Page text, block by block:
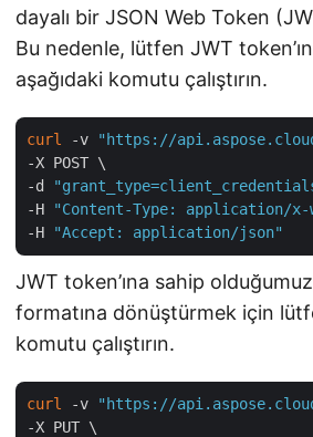
dayalı bir JSON Web Token
Bu nedenle, lütfen JWT
aşağıdaki komutu çalıştırın.
curl -v "https://
-X POST \
-d
-H
"Content-Type: application/x-
-H
"Accept: application/json"
JWT token’ına sahip
formatına dönüştürmek için
komutu çalıştırın.
curl -v
"https://
-X PUT \